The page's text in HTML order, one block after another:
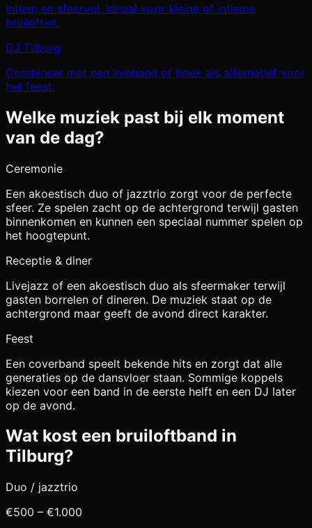
Intiem en sfeervol. Ideaal voor kleine of intieme
bruiloften.
DJ Tilburg
Combineer met een liveband of boek als alternatief voor
het feest.
Welke muziek past bij elk moment
van de dag?
Ceremonie
Een akoestisch duo of jazztrio zorgt voor de perfecte
sfeer. Ze spelen zacht op de achtergrond terwijl gasten
binnenkomen en kunnen een speciaal nummer spelen op
het hoogtepunt.
Receptie & diner
Livejazz of een akoestisch duo als sfeermaker terwijl
gasten borrelen of dineren. De muziek staat op de
achtergrond maar geeft de avond direct karakter.
Feest
Een coverband speelt bekende hits en zorgt dat alle
generaties op de dansvloer staan. Sommige koppels
kiezen voor een band in de eerste helft en een DJ later
op de avond.
Wat kost een bruiloftband in
Tilburg?
Duo / jazztrio
€500 – €1.000